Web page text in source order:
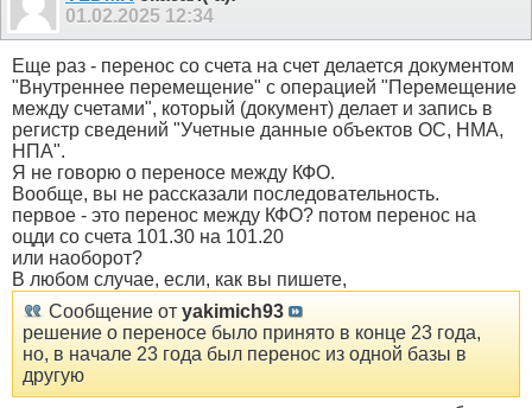
01.02.2025 12:34
Еще раз - перенос со счета на счет делается документом
"Внутреннее перемещение" с операцией "Перемещение
между счетами", который (документ) делает и запись в
регистр сведений "Учетные данные объектов ОС, НМА,
НПА".
Я не говорю о переносе между КФО.
Вообще, вы не рассказали последовательность.
первое - это перенос между КФО? потом перенос на
оцди со счета 101.30 на 101.20
или наоборот?
В любом случае, если, как вы пишете,
Сообщение от yakimich93
решение о переносе было принято в конце 23 года,
но, в начале 23 года был перенос из одной базы в
другую